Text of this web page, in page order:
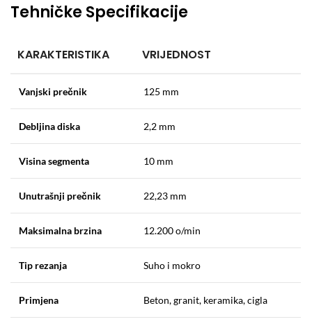
Tehničke Specifikacije
KARAKTERISTIKA VRIJEDNOST
Vanjski prečnik 125 mm
Debljina diska 2,2 mm
Visina segmenta 10 mm
Unutrašnji prečnik 22,23 mm
Maksimalna brzina 12.200 o/min
Tip rezanja Suho i mokro
Primjena Beton, granit, keramika, cigla